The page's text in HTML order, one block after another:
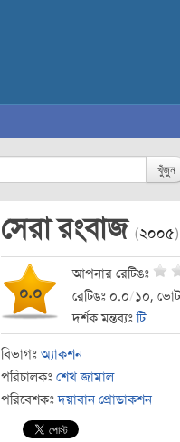
খুঁজুন
সেরা রংবাজ (২০০৫)
০.০
আপনার রেটিঙঃ
রেটিঙঃ ০.০/১০,
দর্শক মন্তব্যঃটি
বিভাগঃ অ্যাকশন
পরিচালকঃ শেখ জামাল
পরিবেশকঃ দয়াবান প্রোডাকশন